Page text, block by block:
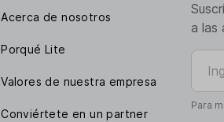
Acerca de nosotros
Porqué Lite
Valores de nuestra empresa
Conviértete en un partner
a las
Para